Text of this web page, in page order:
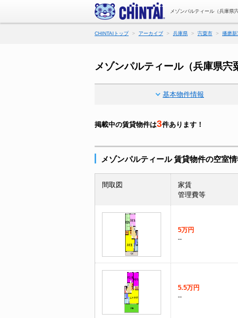
メゾンパルティール（兵庫県
CHINTAIトップ アーカイブ 兵庫県 宍粟市 播磨新
メゾンパルティール（兵庫県宍
基本物件情報
掲載中の賃貸物件は3件あります！
メゾンパルティール 賃貸物件の空室
間取図
家賃
管理費等
5万円
--
5.5万円
--